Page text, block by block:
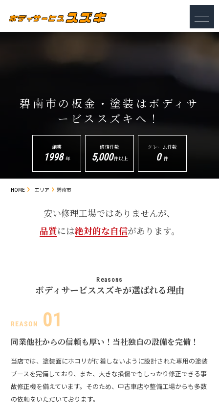
碧南市の板金・塗装は ボディサ
ービススズキへ！
創業
1998 年
修復件数
5,000件以上
クレーム件数
0 件
HOME エリア 碧南市
安い修理工場ではありませんが、
品質には絶対的な自信があります。
Reasons
ボディサービススズキが選ばれる理由
同業他社からの信頼も厚い！ 当社独自の設備を完備！
当店では、塗装面にホコリが付着しないように設計された専用の塗装
ブースを完備しており、また、大きな損傷でもしっかり修正できる事
故修正機を備えています。そのため、中古車店や整備工場からも多数
の依頼をいただいております。